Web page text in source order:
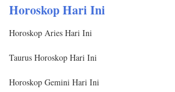
Horoskop Hari Ini
Horoskop Aries Hari Ini
Taurus Horoskop Hari Ini
Horoskop Gemini Hari Ini